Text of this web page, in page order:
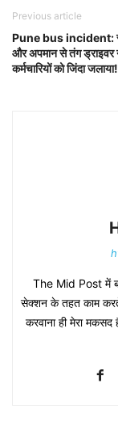
Previous article
Pune bus incident:
और अपमान से तंग ड्राइवर
कर्मचारियों को जिंदा जलाया!
The Mid Post में
सेक्शन के तहत काम करते
करवाना ही मेरा